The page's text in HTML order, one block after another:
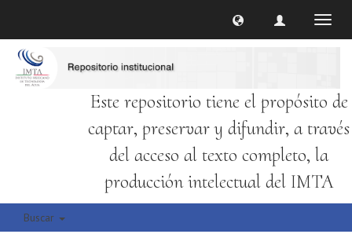
Este repositorio tiene el propósito de
captar, preservar y difundir, a través
del acceso al texto completo, la
producción intelectual del IMTA
Buscar